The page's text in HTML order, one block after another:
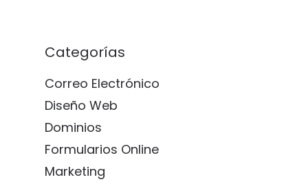
Categorías
Correo Electrónico
Diseño Web
Dominios
Formularios Online
Marketing